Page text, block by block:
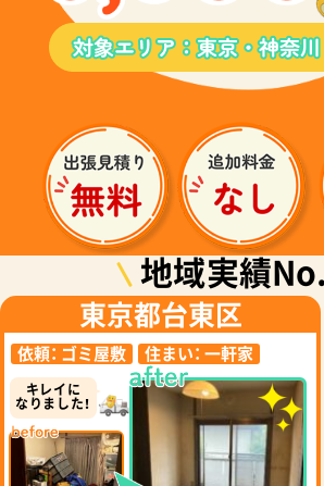
地域実績
東京都台東区
依頼： ゴミ屋敷 住まい： 一軒家
キレイに
なりました！